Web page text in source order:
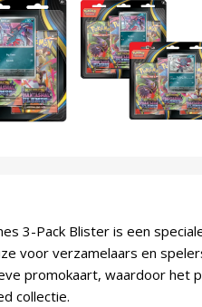
3-Pack Blister is een
voor verzamelaars en
promokaart, waardoor
collectie.